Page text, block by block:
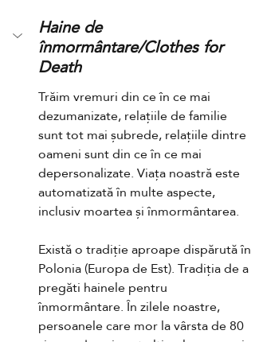
Haine de
înmormântare/Clothes for
Death
Trăim vremuri din ce în ce mai
dezumanizate, relațiile de familie
sunt tot mai șubrede, relațiile dintre
oameni sunt din ce în ce mai
depersonalizate. Viața noastră este
automatizată în multe aspecte,
inclusiv moartea și înmormântarea.
Există o tradiție aproape dispărută în
Polonia (Europa de Est). Tradiția de a
pregăti hainele pentru
înmormântare. În zilele noastre,
persoanele care mor la vârsta de 80